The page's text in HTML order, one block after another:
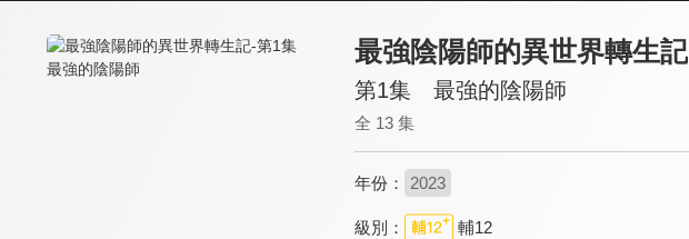
最強陰陽師的異世界轉生記
第1集 最強的陰陽師
全 13 集
年份： 2023
級別： 輔12